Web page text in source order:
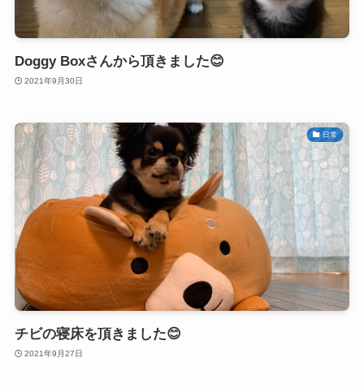
Doggy Boxさんから頂きました😊
2021年9月30日
日常
チビの寝床を頂きました😊
2021年9月27日